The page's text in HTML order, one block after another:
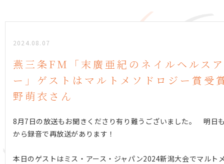
2024.08.07
燕三条FM「末廣亜紀のネイルヘルス
ー」ゲストはマルトメソドロジー賞受
野萌衣さん
8月7日の放送もお聞きくださり有り難うございました。 明日
から録音で再放送があります！
本日のゲストはミス・アース・ジャパン2024新潟大会でマルト